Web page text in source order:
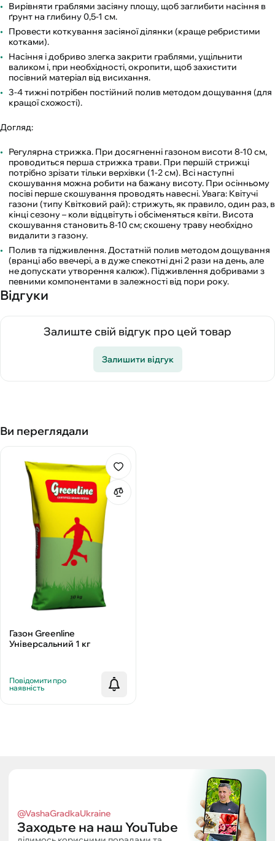
Вирівняти граблями засіяну площу, щоб заглибити насіння в
ґрунт на глибину 0,5-1 см.
Провести коткування засіяної ділянки (краще ребристими
котками).
Насіння і добриво злегка закрити граблями, ущільнити
валиком і, при необхідності, окропити, щоб захистити
посівний матеріал від висихання.
3-4 тижні потрібен постійний полив методом дощування (для
кращої схожості).
Догляд:
Регулярна стрижка. При досягненні газоном висоти 8-10 см,
проводиться перша стрижка трави. При першій стрижці
потрібно зрізати тільки верхівки (1-2 см). Всі наступні
скошування можна робити на бажану висоту. При осінньому
посіві перше скошування проводять навесні. Увага: Квітучі
газони (типу Квітковий рай): стрижуть, як правило, один раз, в
кінці сезону – коли відцвітуть і обсіменяться квіти. Висота
скошування становить 8-10 см; скошену траву необхідно
видалити з газону.
Полив та підживлення. Достатній полив методом дощування
(вранці або ввечері, а в дуже спекотні дні 2 рази на день, але
не допускати утворення калюж). Підживлення добривами з
певними компонентами в залежності від пори року.
Відгуки
Залиште свій відгук про цей товар
Залишити відгук
Ви переглядали
Газон Greenline
Універсальний 1 кг
Повідомити про
наявність
@VashaGradkaUkraine
Заходьте на наш YouTube